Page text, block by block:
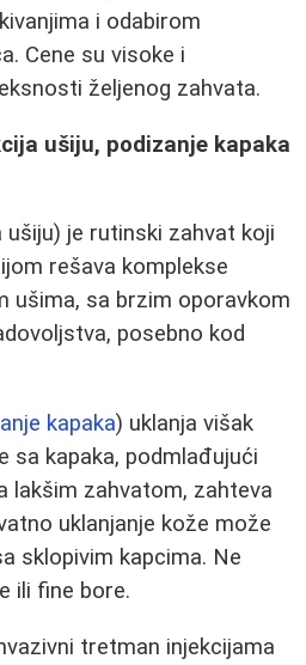
i odabirom
Cene su visoke i
željenog zahvata.
ušiju, podizanje kapaka
ušiju) je rutinski zahvat koji
rešava komplekse
ušima, sa brzim oporavkom
posebno kod
kapaka) uklanja višak
sa kapaka, podmlađujući
lakšim zahvatom, zahteva
uklanjanje kože može
sklopivim kapcima. Ne
ili fine bore.
tretman injekcijama